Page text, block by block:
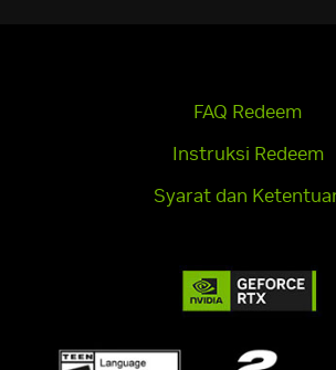
FAQ Redeem
Instruksi Redeem
Syarat dan